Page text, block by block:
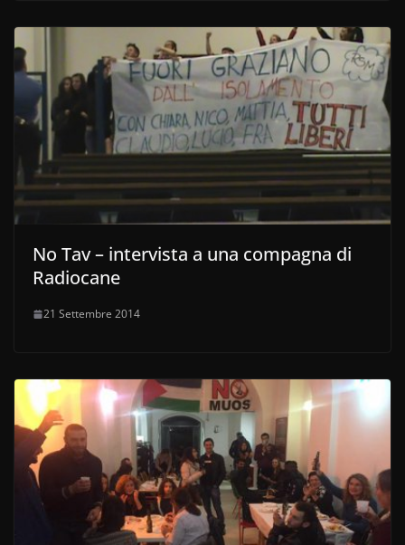
No Tav – intervista a una compagna di
Radiocane
21 Settembre 2014